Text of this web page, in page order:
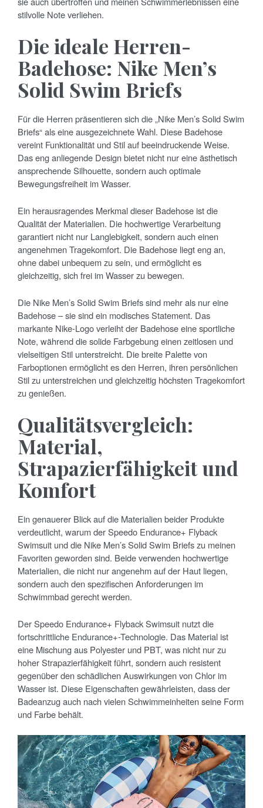
stilvolle Note verliehen.
Die ideale Herren-
Badehose: Nike Men’s
Solid Swim Briefs
Für die Herren präsentieren sich die „Nike Men’s Solid Swim
Briefs“ als eine ausgezeichnete Wahl. Diese Badehose
vereint Funktionalität und Stil auf beeindruckende Weise.
Das eng anliegende Design bietet nicht nur eine ästhetisch
ansprechende Silhouette, sondern auch optimale
Bewegungsfreiheit im Wasser.
Ein herausragendes Merkmal dieser Badehose ist die
Qualität der Materialien. Die hochwertige Verarbeitung
garantiert nicht nur Langlebigkeit, sondern auch einen
angenehmen Tragekomfort. Die Badehose liegt eng an,
ohne dabei unbequem zu sein, und ermöglicht es
gleichzeitig, sich frei im Wasser zu bewegen.
Die Nike Men’s Solid Swim Briefs sind mehr als nur eine
Badehose – sie sind ein modisches Statement. Das
markante Nike-Logo verleiht der Badehose eine sportliche
Note, während die solide Farbgebung einen zeitlosen und
vielseitigen Stil unterstreicht. Die breite Palette von
Farboptionen ermöglicht es den Herren, ihren persönlichen
Stil zu unterstreichen und gleichzeitig höchsten Tragekomfort
zu genießen.
Qualitätsvergleich:
Material,
Strapazierfähigkeit und
Komfort
Ein genauerer Blick auf die Materialien beider Produkte
verdeutlicht, warum der Speedo Endurance+ Flyback
Swimsuit und die Nike Men’s Solid Swim Briefs zu meinen
Favoriten geworden sind. Beide verwenden hochwertige
Materialien, die nicht nur angenehm auf der Haut liegen,
sondern auch den spezifischen Anforderungen im
Schwimmbad gerecht werden.
Der Speedo Endurance+ Flyback Swimsuit nutzt die
fortschrittliche Endurance+-Technologie. Das Material ist
eine Mischung aus Polyester und PBT, was nicht nur zu
hoher Strapazierfähigkeit führt, sondern auch resistent
gegenüber den schädlichen Auswirkungen von Chlor im
Wasser ist. Diese Eigenschaften gewährleisten, dass der
Badeanzug auch nach vielen Schwimmeinheiten seine Form
und Farbe behält.